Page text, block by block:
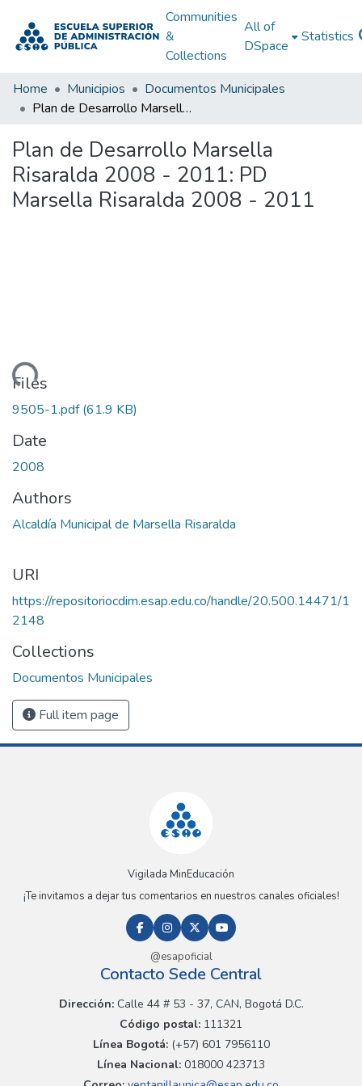
Communities
&
Collections
All of
DSpace
Statistics
Home Municipios
Documentos Municipales
Plan de Desarrollo Marsella Risaralda 2008 - 2011: PD Marsella Risaralda 2008 - 2011
Plan de Desarrollo Marsella
Risaralda 2008 - 2011: PD
Marsella Risaralda 2008 - 2011
Files
9505-1.pdf(61.9 KB)
Date
2008
Authors
Alcaldía Municipal de Marsella Risaralda
URI
https://repositoriocdim.esap.edu.co/handle/20.500.14471/1
2148
Collections
Documentos Municipales
Full item page
Vigilada MinEducación
¡Te invitamos a dejar tus comentarios en nuestros canales oficiales!
@esapoficial
Contacto Sede Central
Dirección:Calle 44 # 53 - 37, CAN, Bogotá D.C.
Código postal: 111321
Línea Bogotá:(+57) 601 7956110
Línea Nacional: 018000 423713